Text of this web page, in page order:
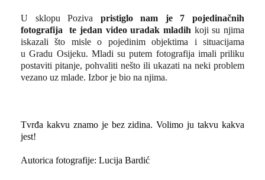
U sklopu Poziva pristiglo nam je 7 pojedinačnih
fotografija te jedan video uradak mladih koji su njima
iskazali što misle o pojedinim objektima i situacijama
u Gradu Osijeku. Mladi su putem fotografija imali priliku
postaviti pitanje, pohvaliti nešto ili ukazati na neki problem
vezano uz mlade. Izbor je bio na njima.
Tvrđa kakvu znamo je bez zidina. Volimo ju takvu kakva
jest!
Autorica fotografije: Lucija Bardić